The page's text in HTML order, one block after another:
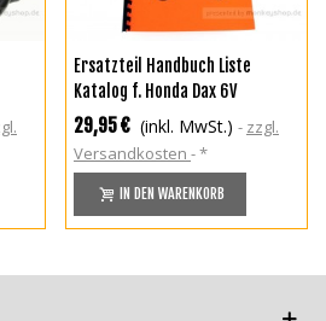
Ersatzteil Handbuch Liste
Katalog f. Honda Dax 6V
29,95 € (inkl. MwSt.)
zzgl.
Versandkosten
*
IN DEN WARENKORB